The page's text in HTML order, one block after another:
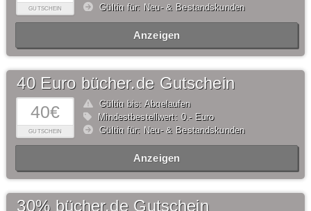
GUTSCHEIN
Gültig für: Neu- & Bestandskunden
Anzeigen
40€
GUTSCHEIN
40 Euro bücher.de Gutschein
Gültig bis: Abgelaufen
Mindestbestellwert: 0,- Euro
Gültig für: Neu- & Bestandskunden
Anzeigen
30% bücher.de Gutschein